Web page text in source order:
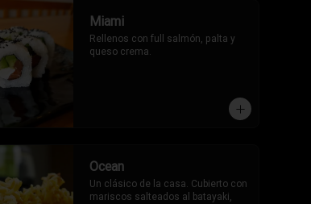
Miami
Rellenos con full salmón, palta y
queso crema.
Ocean
Un clásico de la casa. Cubierto con
mariscos salteados al batayaki,